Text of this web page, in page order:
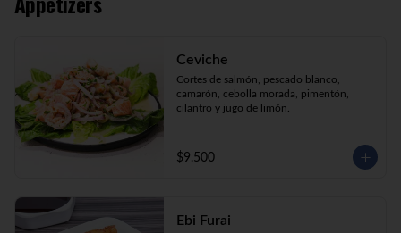
Katsu Roll (10) Pollo, queso crema,
cebollín, apanado en panko.
Ceviche
Cortes de salmón, pescado blanco,
camarón, cebolla morada, pimentón,
cilantro y jugo de limón.
$9.500
Ebi Furai